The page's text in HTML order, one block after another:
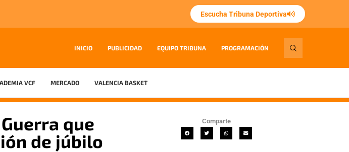
Escucha Tribuna Deportiva
INICIO PUBLICIDAD EQUIPO TRIBUNA PROGRAMACIÓN
VCF MERCADO VALENCIA BASKET
que
de júbilo
Comparte